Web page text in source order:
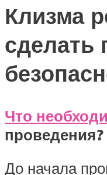
Клизма
сделать
Что
проведения?
До начала